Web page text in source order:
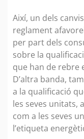
Així, un dels
reglament
per part dels
sobre la
que han de rebre
D’altra banda,
a la qualificació
les seves unitats,
com a les seves
l’etiqueta